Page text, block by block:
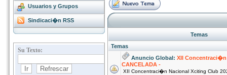
Usuarios y Grupos
Sindicaci�n RSS
Temas
Temas
Anuncio Global: XII
CANCELADA -
XII Concentraci�n Nacional Xciting Club